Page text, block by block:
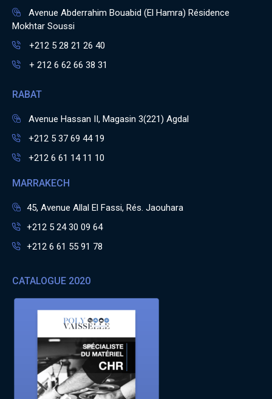
Avenue Abderrahim Bouabid (El Hamra) Résidence
Mokhtar Soussi
+212 5 28 21 26 40
+ 212 6 62 66 38 31
RABAT
Avenue Hassan II, Magasin 3(221) Agdal
+212 5 37 69 44 19
+212 6 61 14 11 10
MARRAKECH
45, Avenue Allal El Fassi, Rés. Jaouhara
+212 5 24 30 09 64
+212 6 61 55 91 78
CATALOGUE 2020